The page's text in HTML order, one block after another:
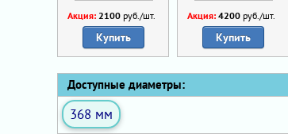
Акция: 2100руб./шт.
Купить
Акция: 4200руб./шт.
Купить
Доступные диаметры:
368 мм